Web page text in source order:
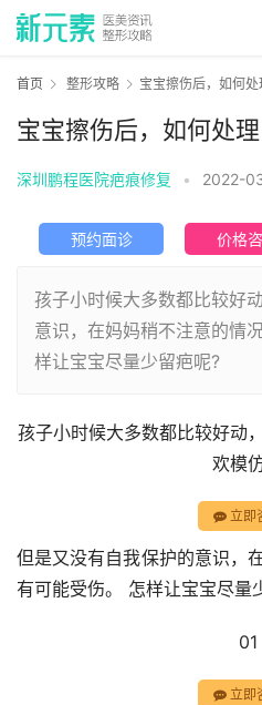
首页 整形攻略 宝宝擦伤后，如何
宝宝擦伤后，如何处
深圳鹏程医院疤痕修复 • 2022-
预约面诊 价格
孩子小时候大多数都比较好
意识，在妈妈稍不注意的情
样让宝宝尽量少留疤呢?
孩子小时候大多数都比较好动
欢模仿
立即
但是又没有自我保护的意识，
有可能受伤。 怎样让宝宝尽量
01
立即